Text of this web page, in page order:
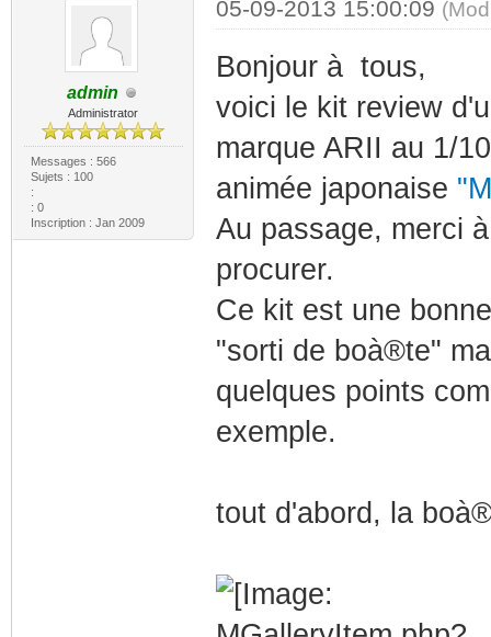
admin
Administrator
Messages : 566
Sujets : 100
:
: 0
Inscription : Jan 2009
05-09-2013 15:00:09
Bonjour à tous,
voici le kit review
marque ARII au 1/
animée japonaise
Au passage, merci
procurer.
Ce kit est une
"sorti de boà®te"
quelques points
exemple.
tout d'abord, la